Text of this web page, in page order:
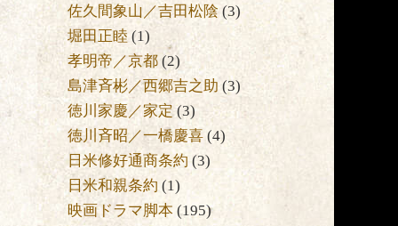
佐久間象山／吉田松陰 (3)
堀田正睦 (1)
孝明帝／京都 (2)
島津斉彬／西郷吉之助 (3)
徳川家慶／家定(3)
徳川斉昭／一橋慶喜(4)
日米修好通商条約 (3)
日米和親条約 (1)
映画ドラマ脚本 (195)